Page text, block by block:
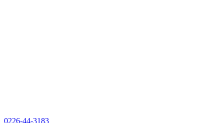
0226-44-3183